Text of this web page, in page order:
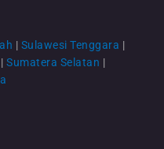
| Sulawesi Tenggara |
| Sumatera Selatan |